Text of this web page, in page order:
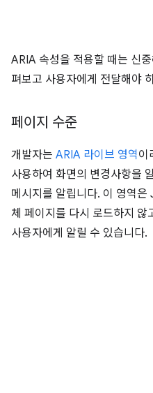
ARIA 속성을 적용할 때는 신
펴보고 사용자에게 전달해야
페이지 수준
개발자는 ARIA 라이브 영역이
사용하여 화면의 변경사항을
메시지를 알립니다. 이 영역
체 페이지를 다시 로드하지
사용자에게 알릴 수 있습니다.